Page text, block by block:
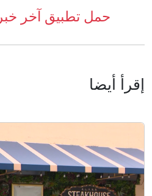
حمل تطبيق آخر خبر
إقرأ أيضا